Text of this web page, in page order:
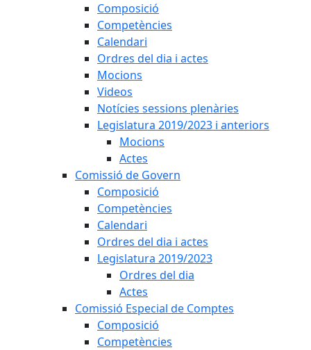
Composició
Competències
Calendari
Ordres del dia i actes
Mocions
Videos
Notícies sessions plenàries
Legislatura 2019/2023 i anteriors
Mocions
Actes
Comissió de Govern
Composició
Competències
Calendari
Ordres del dia i actes
Legislatura 2019/2023
Ordres del dia
Actes
Comissió Especial de Comptes
Composició
Competències